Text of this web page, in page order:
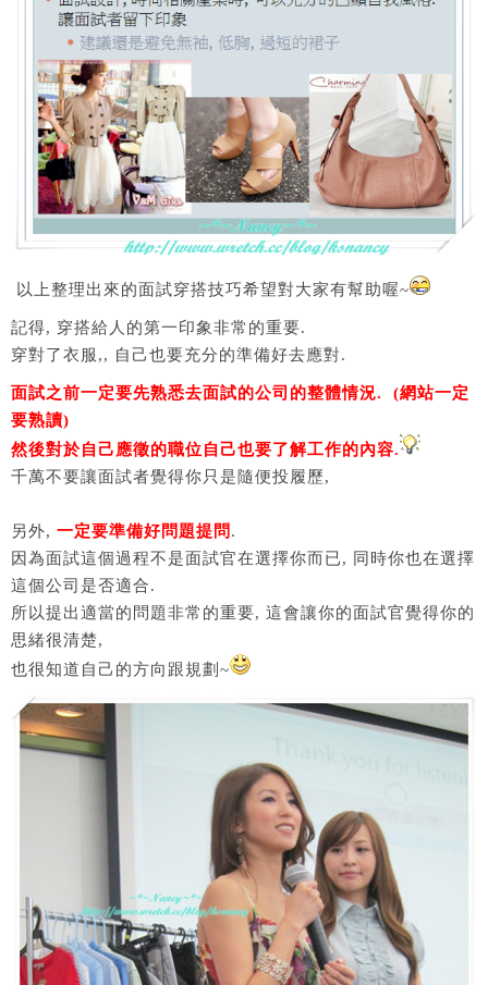
以上整理出來的面試穿搭技巧希望對大家有幫助喔~
記得, 穿搭給人的第一印象非常的重要.
穿對了衣服,, 自己也要充分的準備好去應對.
面試之前一定要先熟悉去面試的公司的整體情況. (網站一定
要熟讀)
然後對於自己應徵的職位自己也要了解工作的內容.
千萬不要讓面試者覺得你只是隨便投履歷,
另外, 一定要準備好問題提問 .
因為面試這個過程不是面試官在選擇你而已, 同時你也在選擇
這個公司是否適合.
所以提出適當的問題非常的重要, 這會讓你的面試官覺得你的
思緒很清楚,
也很知道自己的方向跟規劃~